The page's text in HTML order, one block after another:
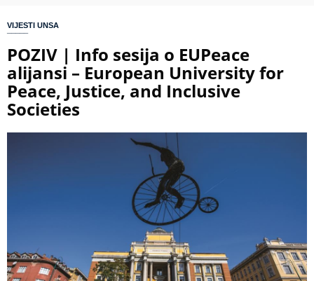
VIJESTI UNSA
POZIV | Info sesija o EUPeace
alijansi – European University for
Peace, Justice, and Inclusive
Societies